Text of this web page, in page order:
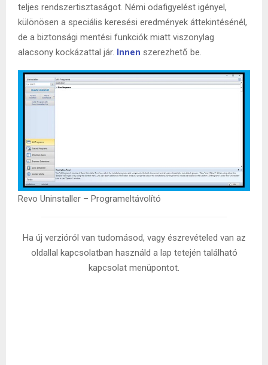
teljes rendszertisztaságot. Némi odafigyelést igényel,
különösen a speciális keresési eredmények áttekintésénél,
de a biztonsági mentési funkciók miatt viszonylag
alacsony kockázattal jár. Innen szerezhető be.
Revo Uninstaller – Programeltávolító
Ha új verzióról van tudomásod, vagy észrevételed van az
oldallal kapcsolatban használd a lap tetején található
kapcsolat menüpontot.